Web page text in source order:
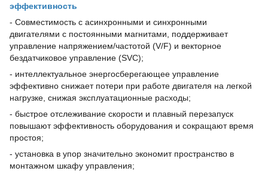
эффективность
- Совместимость с асинхронными и синхронными
двигателями с постоянными магнитами, поддерживает
управление напряжением/частотой (V/F) и векторное
бездатчиковое управление (SVC);
- интеллектуальное энергосберегающее управление
эффективно снижает потери при работе двигателя на легкой
нагрузке, снижая эксплуатационные расходы;
- быстрое отслеживание скорости и плавный перезапуск
повышают эффективность оборудования и сокращают время
простоя;
- установка в упор значительно экономит пространство в
монтажном шкафу управления;